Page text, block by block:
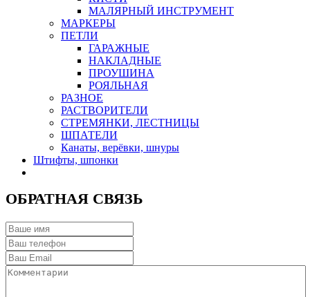
МАЛЯРНЫЙ ИНСТРУМЕНТ
МАРКЕРЫ
ПЕТЛИ
ГАРАЖНЫЕ
НАКЛАДНЫЕ
ПРОУШИНА
РОЯЛЬНАЯ
РАЗНОЕ
РАСТВОРИТЕЛИ
СТРЕМЯНКИ, ЛЕСТНИЦЫ
ШПАТЕЛИ
Канаты, верёвки, шнуры
Штифты, шпонки
ОБРАТНАЯ СВЯЗЬ